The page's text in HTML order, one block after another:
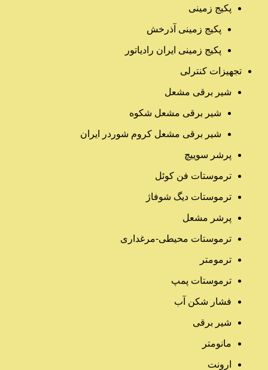
پکیج زمینی
پکیج زمینی آذرخش
پکیج زمینی ایران رادیاتور
تجهیزات کنترلی
شیر برقی مشعل
شیر برقی مشعل شکوه
شیر برقی مشعل کروم شوردر ایران
پرشر سوییچ
ترموستات فن کوئل
ترموستات دیگ شوفاژ
پرشر مشعل
ترموستات محیطی-مرغداری
ترمومتر
ترموستات پمپ
فشار شکن آب
شیر برقی
مانومتر
ارونت